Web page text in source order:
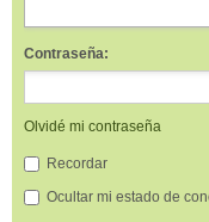
Contraseña:
Olvidé mi contraseña
Recordar
Ocultar mi estado de